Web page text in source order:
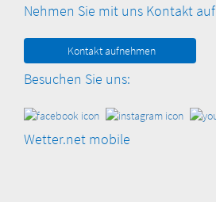
Nehmen Sie mit uns Kontakt auf
Kontakt aufnehmen
Besuchen Sie uns:
Wetter.net mobile